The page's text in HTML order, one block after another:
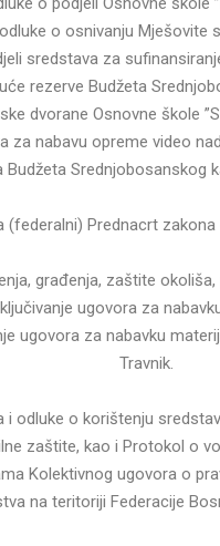
o osnivanju Mješovite
sredstava za
rezerve Budžeta
dvorane Osnovne škole
nabavu opreme video
Srednjobosanskog
(federalni) Prednacrt
građenja, zaštite
ugovora za
ugovora za nabavku
Travnik.
odluke o korištenju
zaštite, kao i Protokol o
Kolektivnog ugovora o
na teritoriji Federacije